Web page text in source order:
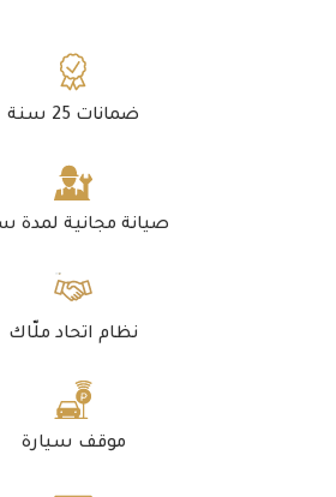
ضمانات 25 سنة
صيانة مجانية لمدة
نظام اتحاد ملّاك
موقف سيارة